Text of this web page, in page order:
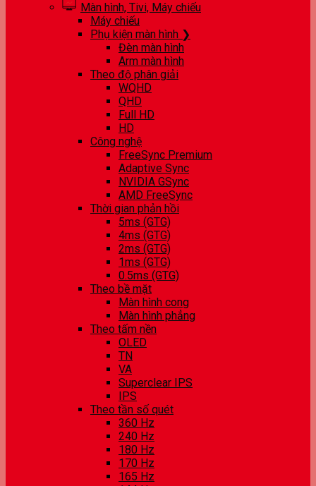
Màn hình, Tivi, Máy chiếu
Máy chiếu
Phụ kiện màn hình ❯
Đèn màn hình
Arm màn hình
Theo độ phân giải
WQHD
QHD
Full HD
HD
Công nghệ
FreeSync Premium
Adaptive Sync
NVIDIA GSync
AMD FreeSync
Thời gian phản hồi
5ms (GTG)
4ms (GTG)
2ms (GTG)
1ms (GTG)
0.5ms (GTG)
Theo bề mặt
Màn hình cong
Màn hình phẳng
Theo tấm nền
OLED
TN
VA
Superclear IPS
IPS
Theo tần số quét
360 Hz
240 Hz
180 Hz
170 Hz
165 Hz